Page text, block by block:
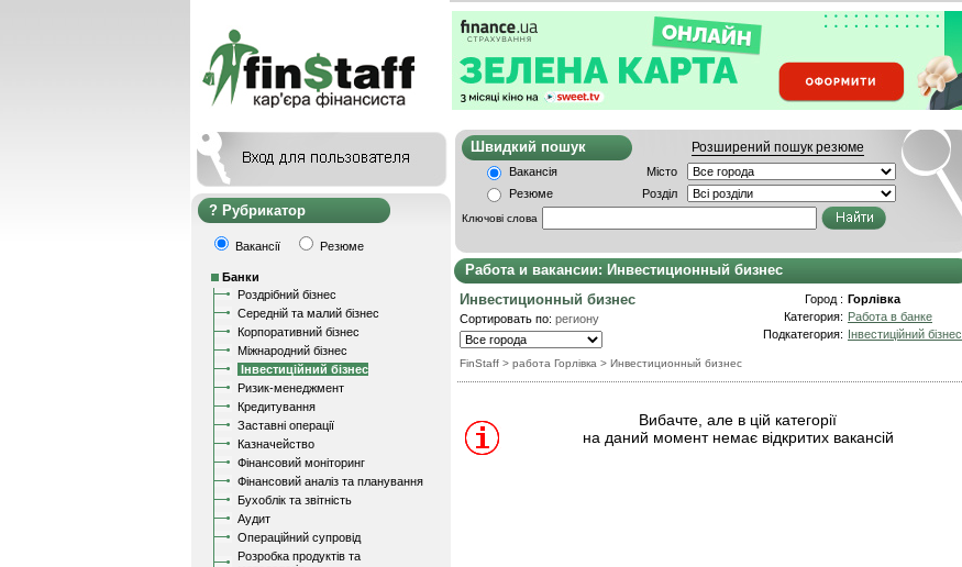
Рубрикатор
Вакансії Резюме
Банки
Роздрібний бізнес
Середній та малий бізнес
Корпоративний бізнес
Міжнародний бізнес
Інвестиційний бізнес
Ризик-менеджмент
Кредитування
Заставні операції
Казначейство
Фінансовий моніторинг
Фінансовий аналіз та планування
Бухоблік та звітність
Аудит
Операційний супровід
Розробка продуктів та
Швидкий пошук Розширений пошук резюме
Вакансія
Місто
Резюме
Розділ
Ключові слова
Работа и вакансии: Инвестиционный бизнес
Инвестиционный бизнес
Сортировать по: региону
FinStaff > работа Горлівка > Инвестиционный бизнес
Город : Горлівка
Категория: Работа в банке
Подкатегория: Інвестиційний бізнес
Вибачте, але в цій категорії
на даний момент немає відкритих вакансій